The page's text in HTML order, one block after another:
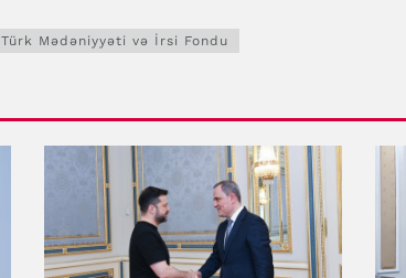
Türk Mədəniyyəti və İrsi Fondu